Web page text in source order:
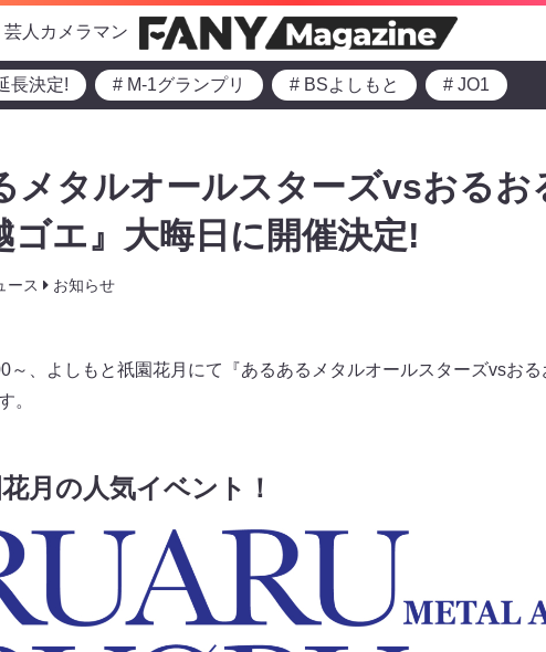
人カメラマン
長決定! # M-1グランプリ # BSよしもと # JO1
メタルオールスターズvsおる
ゴエ』大晦日に開催決定!
ース お知らせ
～、よしもと祇園花月にて『あるあるメタルオールスターズvsお
。
月の人気イベント！